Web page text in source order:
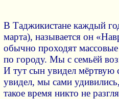
В Таджикистане каждый
марта), называется он
обычно проходят
по городу. Мы с семьёй
И тут сын увидел мёртвую
увидел, мы сами
такое время никто не